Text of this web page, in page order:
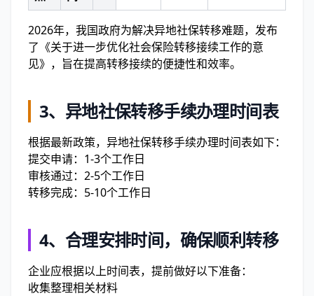
2026年，我国政府为解决异地社保转移难题，发布
了《关于进一步优化社会保险转移接续工作的意
见》，旨在提高转移接续的便捷性和效率。
3、 异地社保转移手续办理时间表
根据最新政策，异地社保转移手续办理时间表如下：
提交申请：1-3个工作日
审核通过：2-5个工作日
转移完成：5-10个工作日
4、 合理安排时间，确保顺利转移
企业应根据以上时间表，提前做好以下准备：
收集整理相关材料